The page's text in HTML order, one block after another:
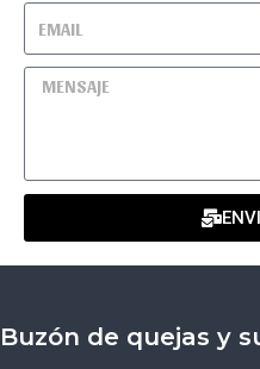
Buzón de quejas y